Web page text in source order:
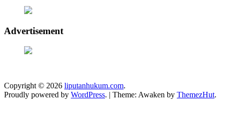
Advertisement
Copyright © 2026 liputanhukum.com.
Proudly powered by WordPress. | Theme: Awaken by ThemezHut.